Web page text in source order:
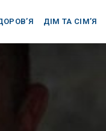
ДІМ ТА СІМ’Я